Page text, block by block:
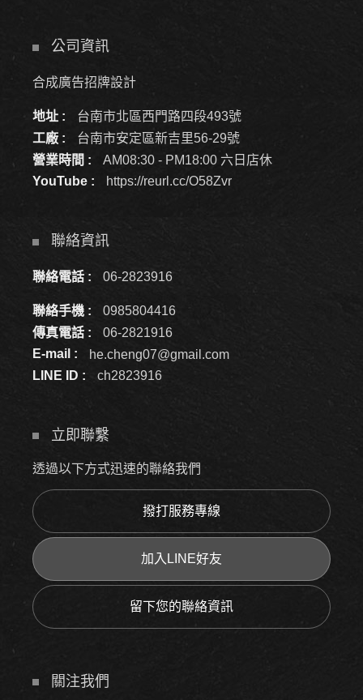
公司資訊
合成廣告招牌設計
地址 :
台南市北區西門路四段493號
工廠 :
台南市安定區新吉里56-29號
營業時間 :
AM08:30 - PM18:00 六日店休
YouTube :
https://reurl.cc/O58Zvr
聯絡資訊
聯絡電話 : 06-2823916
聯絡手機 :
0985804416
傳真電話 :
06-2821916
E-mail :
he.cheng07@gmail.com
LINE ID :
ch2823916
立即聯繫
透過以下方式迅速的聯絡我們
撥打服務專線
加入LINE好友
留下您的聯絡資訊
關注我們